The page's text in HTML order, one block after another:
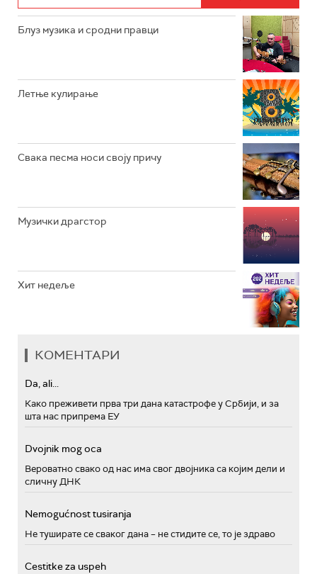
Блуз музика и сродни правци
Летње кулирање
Свака песма носи своју причу
Музички драгстор
Хит недеље
КОМЕНТАРИ
Da, ali...
Како преживети прва три дана катастрофе у Србији, и за
шта нас припрема ЕУ
Dvojnik mog oca
Вероватно свако од нас има свог двојника са којим дели и
сличну ДНК
Nemogućnost tusiranja
Не туширате се сваког дана – не стидите се, то је здраво
Cestitke za uspeh